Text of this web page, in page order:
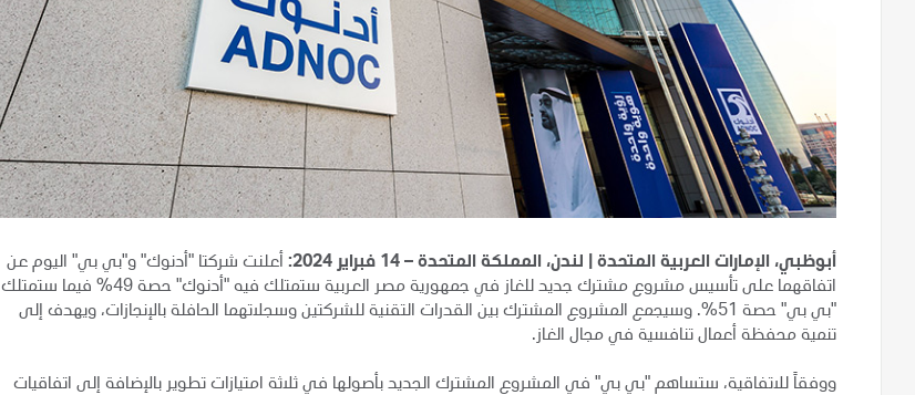
أبوظبي، الإمارات العربية المتحدة | لندن، المملكة المتحدة – 14 فبراير 2024:
أعلنت شركتا "أدنوك" و"بي بي" اليوم عن
اتفاقهما على تأسيس مشروع مشترك جديد للغاز في جمهورية مصر العربية ستمتلك فيه "أدنوك" حصة 49% فيما ستمتلك
"بي بي" حصة 51%. وسيجمع المشروع المشترك بين القدرات التقنية للشركتين وسجلاتهما الحافلة بالإنجازات، ويهدف إلى
تنمية محفظة أعمال تنافسية في مجال الغاز.
ووفقاً للاتفاقية، ستساهم "بي بي" في المشروع المشترك الجديد بأصولها في ثلاثة امتيازات تطوير بالإضافة إلى اتفاقيات